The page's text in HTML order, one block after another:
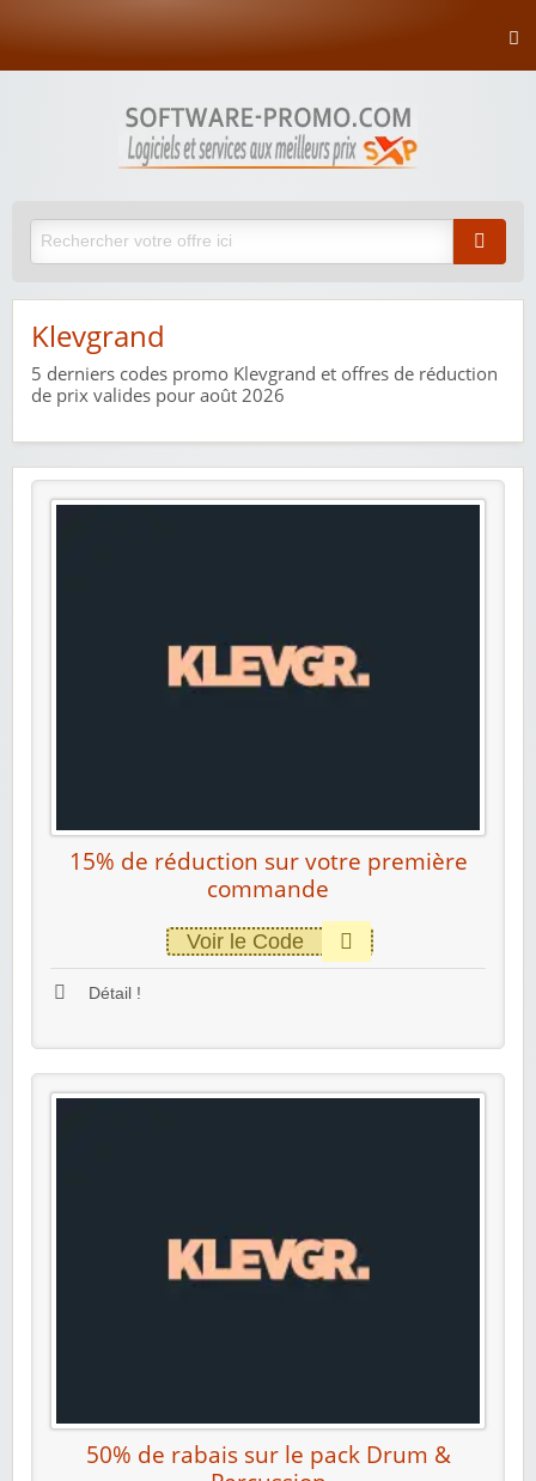
Klevgrand
5 derniers codes promo Klevgrand et offres de réduction
de prix valides pour août 2026
15% de réduction sur votre première
commande
Voir le Code
Détail !
50% de rabais sur le pack Drum &